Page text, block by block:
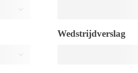
Wedstrijdverslag